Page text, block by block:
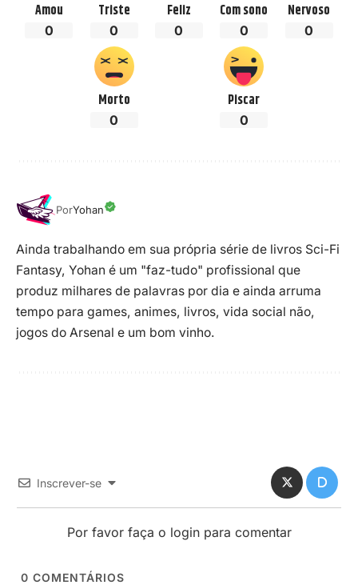
Amou
0
Triste
0
Feliz
0
Com sono
0
Nervoso
0
Morto
0
Piscar
0
PorYohan
Ainda trabalhando em sua própria série de livros Sci-Fi
Fantasy, Yohan é um "faz-tudo" profissional que
produz milhares de palavras por dia e ainda arruma
tempo para games, animes, livros, vida social não,
jogos do Arsenal e um bom vinho.
Inscrever-se
Por favor faça o login para comentar
0 COMENTÁRIOS